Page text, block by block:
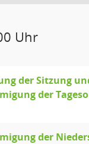
Uhr
der Sitzung
der
der